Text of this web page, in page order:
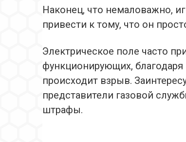
Наконец, что немаловажно,
привести к тому, что он
Электрическое поле часто
функционирующих, благодаря
происходит взрыв.
представители газовой
штрафы.